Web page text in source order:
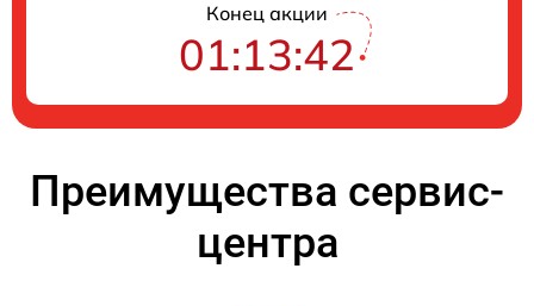
Конец акции
01:13:42
Преимущества сервис-
центра